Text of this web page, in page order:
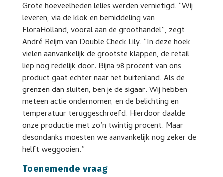
Grote hoeveelheden lelies werden vernietigd. “Wij
leveren, via de klok en bemiddeling van
FloraHolland, vooral aan de groothandel”, zegt
André Reijm van Double Check Lily. “In deze hoek
vielen aanvankelijk de grootste klappen, de retail
liep nog redelijk door. Bijna 98 procent van ons
product gaat echter naar het buitenland. Als de
grenzen dan sluiten, ben je de sigaar. Wij hebben
meteen actie ondernomen, en de belichting en
temperatuur teruggeschroefd. Hierdoor daalde
onze productie met zo’n twintig procent. Maar
desondanks moesten we aanvankelijk nog zeker de
helft weggooien.”
Toenemende vraag